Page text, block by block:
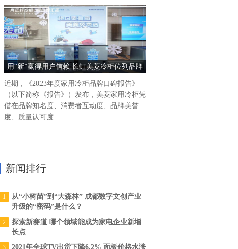
用“新”赢得用户信赖 长虹美菱冷柜位列品牌
口碑榜前五
近期，《2023年度家用冷柜品牌口碑报告》
（以下简称《报告》）发布，美菱家用冷柜凭
借在品牌知名度、消费者互动度、品牌美誉
度、质量认可度
新闻排行
1
从“小树苗”到“大森林” 成都数字文创产业
升级的“密码”是什么？
2
探索新赛道 哪个领域能成为家电企业新增
长点
3
2021年全球TV出货下降6.2% 面板价格水涨